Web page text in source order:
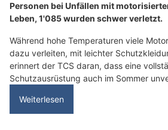
Personen bei Unfällen mit
Leben, 1'085 wurden schwer verletzt.
Während hohe Temperaturen viele
dazu verleiten, mit leichter
erinnert der TCS daran, dass eine
Schutzausrüstung auch im Sommer
Weiterlesen